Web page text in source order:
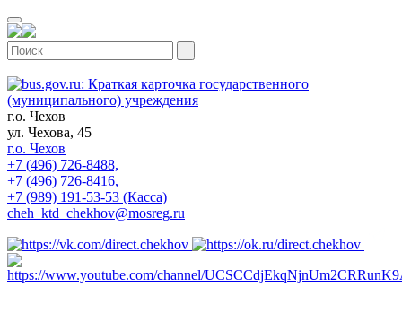
г.о. Чехов
ул. Чехова, 45
г.о. Чехов
+7 (496) 726-8488,
+7 (496) 726-8416,
+7 (989) 191-53-53 (Касса)
cheh_ktd_chekhov@mosreg.ru